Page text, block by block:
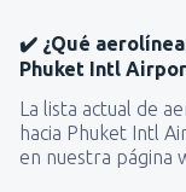
✔️ ¿Qué
Phuket Intl
La lista actual de
hacia Phuket Intl
en nuestra página